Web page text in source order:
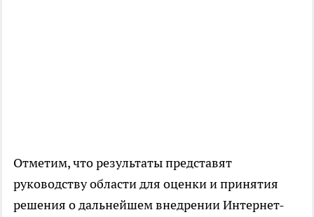
Отметим, что результаты представят
руководству области для оценки и принятия
решения о дальнейшем внедрении Интернет-